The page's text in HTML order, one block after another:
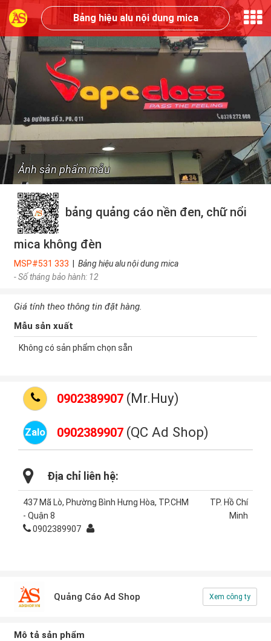
Bảng hiệu alu nội dung mica
Ảnh sản phẩm mẫu
bảng quảng cáo nền đen, chữ nổi
mica không đèn
MSP#531 333 | Bảng hiệu alu nội dung mica
- Số tháng bảo hành: 12
Giá tính theo thông tin đặt hàng.
Mẫu sản xuất
Không có sản phẩm chọn sẵn
0902389907 (Mr.Huy)
Zalo 0902389907 (QC Ad Shop)
Địa chỉ liên hệ:
437 Mã Lò, Phường Bình Hưng Hòa, TP.CHM
- Quận 8
0902389907
TP. Hồ Chí
Minh
Quảng Cáo Ad Shop Xem công ty
Mô tả sản phẩm